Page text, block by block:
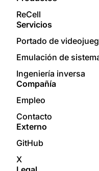
ReCell
Servicios
Portado de
Emulación de
Ingeniería inversa
Compañía
Empleo
Contacto
Externo
GitHub
X